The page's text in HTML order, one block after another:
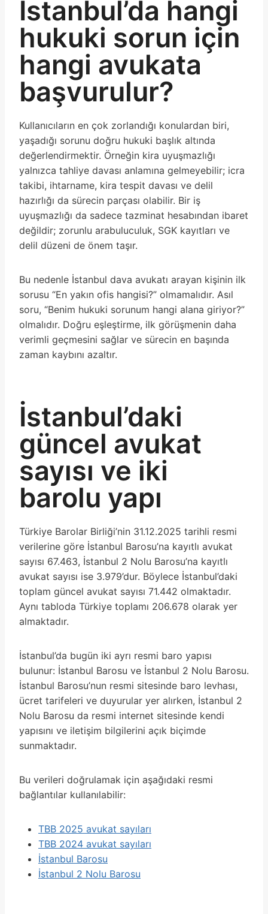
İstanbul’da hangi
hukuki sorun için
hangi avukata
başvurulur?
Kullanıcıların en çok zorlandığı konulardan biri,
yaşadığı sorunu doğru hukuki başlık altında
değerlendirmektir. Örneğin kira uyuşmazlığı
yalnızca tahliye davası anlamına gelmeyebilir; icra
takibi, ihtarname, kira tespit davası ve delil
hazırlığı da sürecin parçası olabilir. Bir iş
uyuşmazlığı da sadece tazminat hesabından ibaret
değildir; zorunlu arabuluculuk, SGK kayıtları ve
delil düzeni de önem taşır.
Bu nedenle İstanbul dava avukatı arayan kişinin ilk
sorusu “En yakın ofis hangisi?” olmamalıdır. Asıl
soru, “Benim hukuki sorunum hangi alana giriyor?”
olmalıdır. Doğru eşleştirme, ilk görüşmenin daha
verimli geçmesini sağlar ve sürecin en başında
zaman kaybını azaltır.
İstanbul’daki
güncel avukat
sayısı ve iki
barolu yapı
Türkiye Barolar Birliği’nin 31.12.2025 tarihli resmi
verilerine göre İstanbul Barosu’na kayıtlı avukat
sayısı 67.463, İstanbul 2 Nolu Barosu’na kayıtlı
avukat sayısı ise 3.979’dur. Böylece İstanbul’daki
toplam güncel avukat sayısı 71.442 olmaktadır.
Aynı tabloda Türkiye toplamı 206.678 olarak yer
almaktadır.
İstanbul’da bugün iki ayrı resmi baro yapısı
bulunur: İstanbul Barosu ve İstanbul 2 Nolu Barosu.
İstanbul Barosu’nun resmi sitesinde baro levhası,
ücret tarifeleri ve duyurular yer alırken, İstanbul 2
Nolu Barosu da resmi internet sitesinde kendi
yapısını ve iletişim bilgilerini açık biçimde
sunmaktadır.
Bu verileri doğrulamak için aşağıdaki resmi
bağlantılar kullanılabilir:
TBB 2025 avukat sayıları
TBB 2024 avukat sayıları
İstanbul Barosu
İstanbul 2 Nolu Barosu